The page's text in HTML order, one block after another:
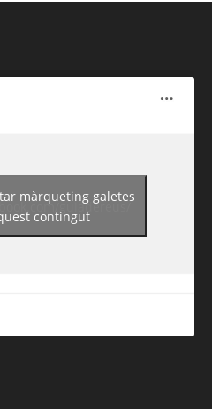
guiadereus/
màrqueting galetes
contingut